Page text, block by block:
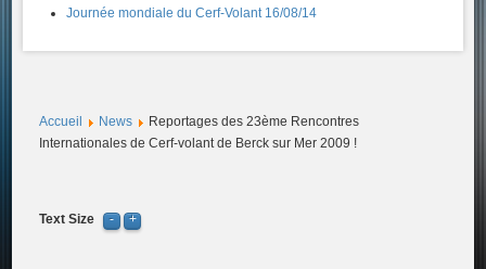
Journée mondiale du Cerf-Volant 16/08/14
Accueil News
Reportages des 23ème Rencontres
Internationales de Cerf-volant de Berck sur Mer 2009 !
Text Size